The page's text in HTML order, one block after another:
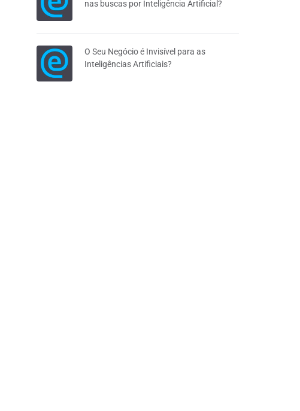
nas buscas por Inteligência Artificial?
O Seu Negócio é Invisível para as
Inteligências Artificiais?